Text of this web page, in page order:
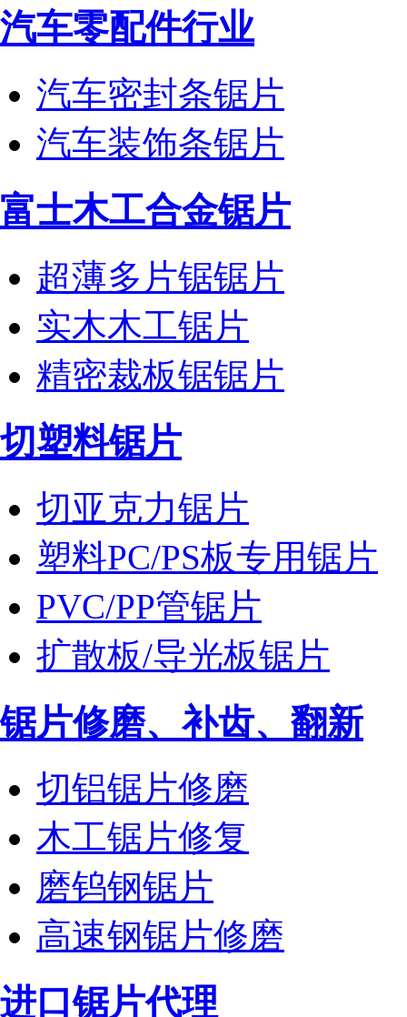
汽车零配件行业
汽车密封条锯片
汽车装饰条锯片
富士木工合金锯片
超薄多片锯锯片
实木木工锯片
精密裁板锯锯片
切塑料锯片
切亚克力锯片
塑料PC/PS板专用锯片
PVC/PP管锯片
扩散板/导光板锯片
锯片修磨、补齿、翻新
切铝锯片修磨
木工锯片修复
磨钨钢锯片
高速钢锯片修磨
进口锯片代理